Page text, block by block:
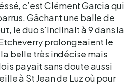
c’est Clément Garcia qui
Gâchant une balle de
le duo s’inclinait à 9 dans la
prolongeaient le
la belle très indécise mais
payait sans doute aussi
à St Jean de Luz où pour